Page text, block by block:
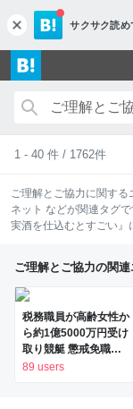
c
l
o
s
e
サクサク読め
1 - 40 件 / 1762件
ご理解とご協力に関する
ネット などが関連タグ
実酒を仕込むとすごい』
ご理解とご協力の関
税務職員が高齢女性か
ら約1億5000万円受け
取り競艇 懲戒免職に |
NHKニュース
89 users